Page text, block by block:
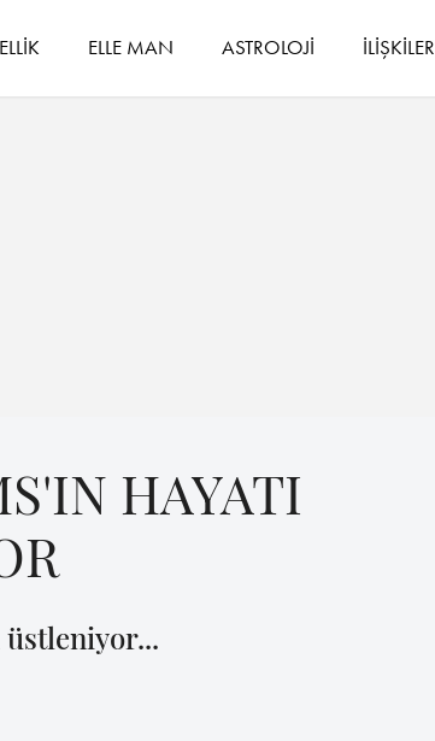
ELLE MAN ASTROLOJİ İLİŞKİLER
HAYATI
üstleniyor...